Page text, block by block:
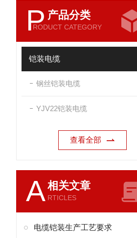
P 产品分类
RODUCT CATEGORY
铠装电缆
钢丝铠装电缆
YJV22铠装电缆
查看全部
A相关文章
RTICLES
电缆铠装生产工艺要求